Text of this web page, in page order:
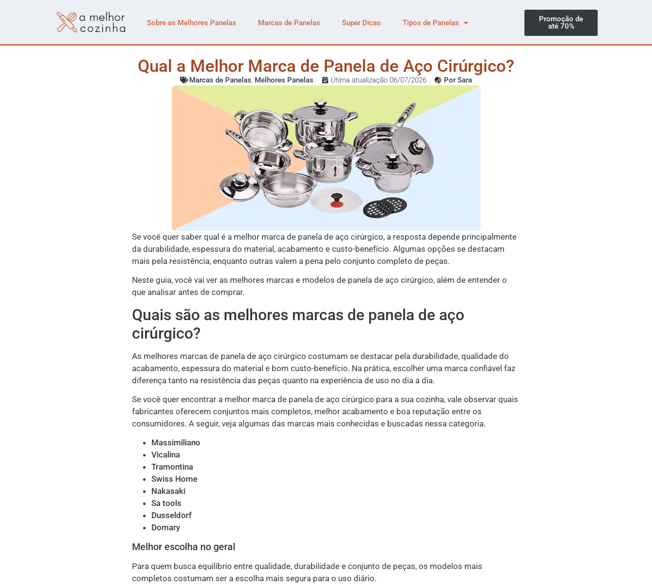
Sobre as Melhores Panelas Marcas de Panelas Super Dicas Tipos de Panelas
Promoção de
até 70%
Qual a Melhor Marca de Panela de Aço Cirúrgico?
Marcas de Panelas, Melhores Panelas Útima atualização 06/07/2026 Por Sara
Se você quer saber qual é a melhor marca de panela de aço cirúrgico, a resposta depende principalmente
da durabilidade, espessura do material, acabamento e custo-benefício. Algumas opções se destacam
mais pela resistência, enquanto outras valem a pena pelo conjunto completo de peças.
Neste guia, você vai ver as melhores marcas e modelos de panela de aço cirúrgico, além de entender o
que analisar antes de comprar.
Quais são as melhores marcas de panela de aço
cirúrgico?
As melhores marcas de panela de aço cirúrgico costumam se destacar pela durabilidade, qualidade do
acabamento, espessura do material e bom custo-benefício. Na prática, escolher uma marca confiável faz
diferença tanto na resistência das peças quanto na experiência de uso no dia a dia.
Se você quer encontrar a melhor marca de panela de aço cirúrgico para a sua cozinha, vale observar quais
fabricantes oferecem conjuntos mais completos, melhor acabamento e boa reputação entre os
consumidores. A seguir, veja algumas das marcas mais conhecidas e buscadas nessa categoria.
Massimiliano
Vicalina
Tramontina
Swiss Home
Nakasaki
Sa tools
Dusseldorf
Domary
Melhor escolha no geral
Para quem busca equilíbrio entre qualidade, durabilidade e conjunto de peças, os modelos mais
completos costumam ser a escolha mais segura para o uso diário.